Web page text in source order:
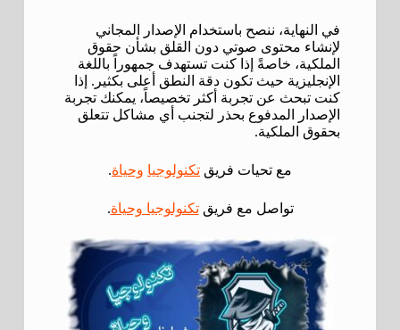
في النهاية، ننصح باستخدام الإصدار المجاني
لإنشاء محتوى صوتي دون القلق بشأن حقوق
الملكية، خاصةً إذا كنت تستهدف جمهوراً باللغة
الإنجليزية حيث تكون دقة النطق أعلى بكثير. إذا
كنت تبحث عن تجربة أكثر تخصيصاً، يمكنك تجربة
الإصدار المدفوع بحذر لتجنب أي مشاكل تتعلق
بحقوق الملكية.
مع تحيات فريق تكنولوجيا وحياة.
تواصل مع فريقتكنولوجيا وحياة.